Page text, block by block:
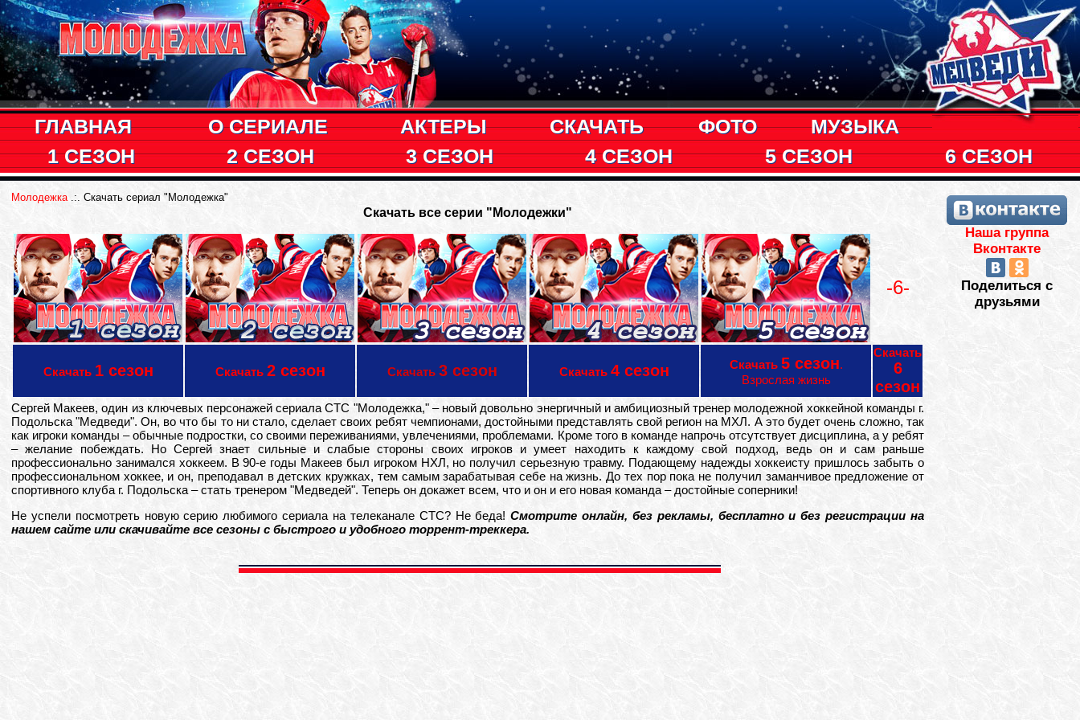
ГЛАВНАЯ О СЕРИАЛЕ АКТЕРЫ СКАЧАТЬ ФОТО
МУЗЫКА
1 СЕЗОН
2 СЕЗОН 3 СЕЗОН 4 СЕЗОН 5 СЕЗОН 6 СЕЗОН
Молодежка.:. Скачать сериал "Молодежка"
Скачать все серии "Молодежки"
-6-
Скачать 1 сезон Скачать 2 сезон Скачать 3 сезон Скачать 4 сезон Скачать 5 сезон.
Взрослая жизнь
Скачать
6
сезон
Сергей Макеев, один из ключевых персонажей сериала СТС "Молодежка," – новый довольно энергичный и амбициозный тренер молодежной хоккейной команды г.
Подольска "Медведи". Он, во что бы то ни стало, сделает своих ребят чемпионами, достойными представлять свой регион на МХЛ. А это будет очень сложно, так
как игроки команды – обычные подростки, со своими переживаниями, увлечениями, проблемами. Кроме того в команде напрочь отсутствует дисциплина, а у ребят
– желание побеждать. Но Сергей знает сильные и слабые стороны своих игроков и умеет находить к каждому свой подход, ведь он и сам раньше
профессионально занимался хоккеем. В 90-е годы Макеев был игроком НХЛ, но получил серьезную травму. Подающему надежды хоккеисту пришлось забыть о
профессиональном хоккее, и он, преподавал в детских кружках, тем самым зарабатывая себе на жизнь. До тех пор пока не получил заманчивое предложение от
спортивного клуба г. Подольска – стать тренером "Медведей". Теперь он докажет всем, что и он и его новая команда – достойные соперники!
Не успели посмотреть новую серию любимого сериала на телеканале СТС? Не беда!Смотрите онлайн, без рекламы, бесплатно и без регистрации на
нашем сайте или скачивайте все сезоны с быстрого и удобного торрент-треккера.
Наша группа
Вконтакте
Поделиться с
друзьями